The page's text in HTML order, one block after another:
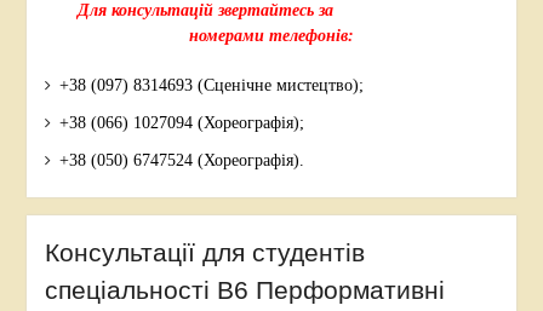
Для консультацій звертайтесь за
номерами телефонів:
+38 (097) 8314693 (Сценічне мистецтво);
+38 (066) 1027094 (Хореографія);
+38 (050) 6747524 (Хореографія).
Консультації для студентів
спеціальності В6 Перформативні